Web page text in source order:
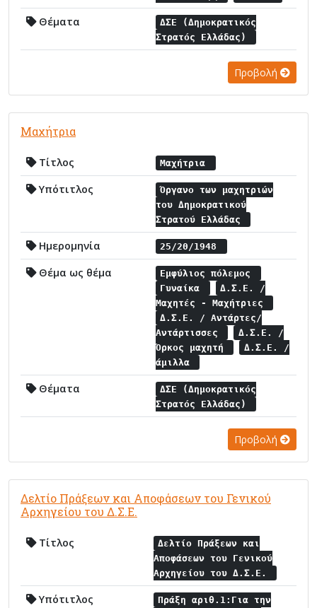
Θέματα
ΔΣΕ (Δημοκρατικός
Στρατός Ελλάδας)
Προβολή
Μαχήτρια
Τίτλος Μαχήτρια
Υπότιτλος
Όργανο των μαχητριών
του Δημοκρατικού
Στρατού Ελλάδας
Ημερομηνία 25/20/1948
Θέμα ως θέμα
Εμφύλιος πόλεμος
Γυναίκα
Δ.Σ.Ε. /
Μαχητές - Μαχήτριες
Δ.Σ.Ε. / Αντάρτες/
Αντάρτισσες
Δ.Σ.Ε. /
Όρκος μαχητή
Δ.Σ.Ε. /
άμιλλα
Θέματα
ΔΣΕ (Δημοκρατικός
Στρατός Ελλάδας)
Προβολή
Δελτίο Πράξεων και Αποφάσεων του Γενικού
Αρχηγείου του Δ.Σ.Ε.
Τίτλος
Δελτίο Πράξεων και
Αποφάσεων του Γενικού
Αρχηγείου του Δ.Σ.Ε.
Υπότιτλος
Πράξη αριθ.1:Για την